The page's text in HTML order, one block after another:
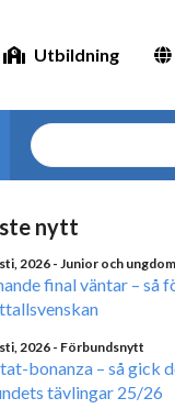
Utbildning
nytt
2026- Junior och ungdom
final väntar – så
2026- Förbundsnytt
bonanza – så gick
tävlingar 25/26